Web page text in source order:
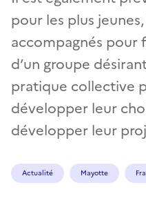
pour les plus
accompagnés pour
d’un groupe
pratique collective
développer leur
développer leur
Actualité Mayotte